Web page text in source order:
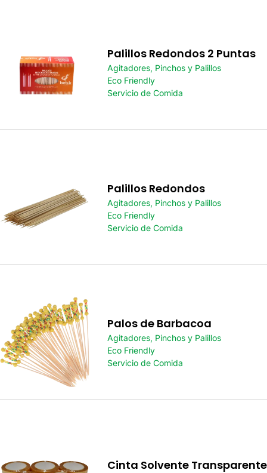
Palillos Redondos 2 Puntas
Agitadores, Pinchos y Palillos
Eco Friendly
Servicio de Comida
Palillos Redondos
Agitadores, Pinchos y Palillos
Eco Friendly
Servicio de Comida
Palos de Barbacoa
Agitadores, Pinchos y Palillos
Eco Friendly
Servicio de Comida
Cinta Solvente Transparente